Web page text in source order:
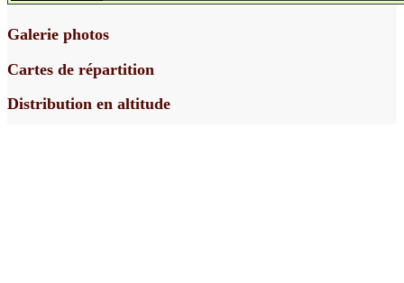
Galerie photos
Cartes de répartition
Distribution en altitude